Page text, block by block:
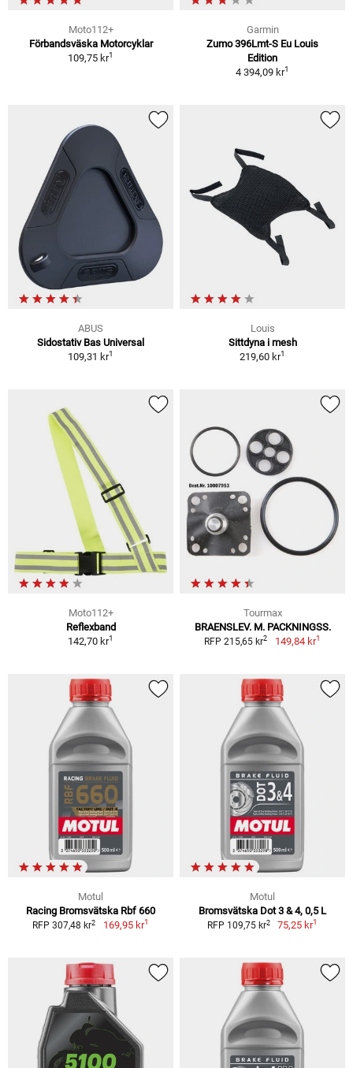
Moto112+
Förbandsväska Motorcyklar
109,75 kr1
Garmin
Zumo 396Lmt-S Eu Louis
Edition
4 394,09 kr1
ABUS
Sidostativ Bas Universal
109,31 kr1
Louis
Sittdyna i mesh
219,60 kr1
Moto112+
Reflexband
142,70 kr1
Tourmax
BRAENSLEV. M. PACKNINGSS.
RFP 215,65 kr2 149,84 kr1
Motul
Racing Bromsvätska Rbf 660
RFP 307,48 kr2 169,95 kr1
Motul
Bromsvätska Dot 3 & 4, 0,5 L
RFP 109,75 kr2 75,25 kr1